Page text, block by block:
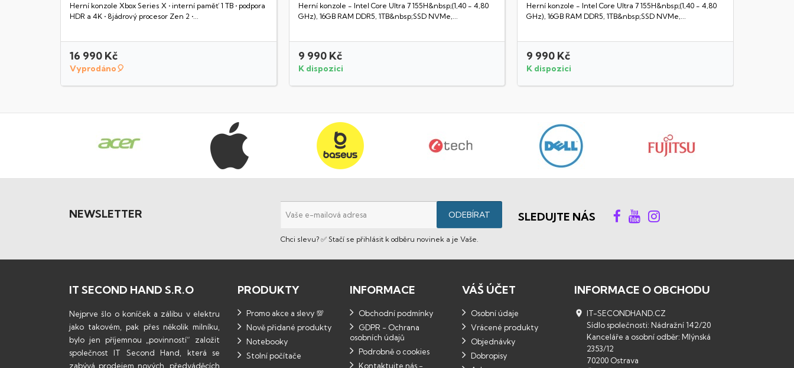
Rychlý náhled
Herní konzole Xbox Series X • interní paměť 1 TB • podpora
HDR a 4K • 8jádrový procesor Zen 2 •...
16 990 Kč
Vyprodáno🎈
Rychlý náhled
Herní konzole - Intel Core Ultra 7 155H&nbsp;(1,40 - 4,80
GHz), 16GB RAM DDR5, 1TB&nbsp;SSD NVMe,...
9 990 Kč
K dispozici
Rychlý náhled
Herní konzole - Intel Core Ultra 7 155H&nbsp;(1,40 - 4,80
GHz), 16GB RAM DDR5, 1TB&nbsp;SSD NVMe,...
9 990 Kč
K dispozici
NEWSLETTER
Chci slevu? ✅ Stačí se přihlásit k odběru novinek a je Vaše.
SLEDUJTE NÁS
IT SECOND HAND S.R.O
Nejprve šlo o koníček a zálibu v elektru
jako takovém, pak přes několik milníku,
bylo jen příjemnou „povinností“ založit
společnost IT Second Hand, která se
zabývá prodejem nových, předváděcích
PRODUKTY
Promo akce a slevy 💯
Nově přidané produkty
Notebooky
Stolní počítače
INFORMACE
Obchodní podmínky
GDPR - Ochrana
osobních údajů
Podrobně o cookies
Kontaktujte nás -
VÁŠ ÚČET
Osobní údaje
Vrácené produkty
Objednávky
Dobropisy
INFORMACE O OBCHODU
 IT-SECONDHAND.CZ
Sídlo společnosti: Nádražní 142/20
Kanceláře a osobní odběr: Mlýnská
2353/12
70200 Ostrava